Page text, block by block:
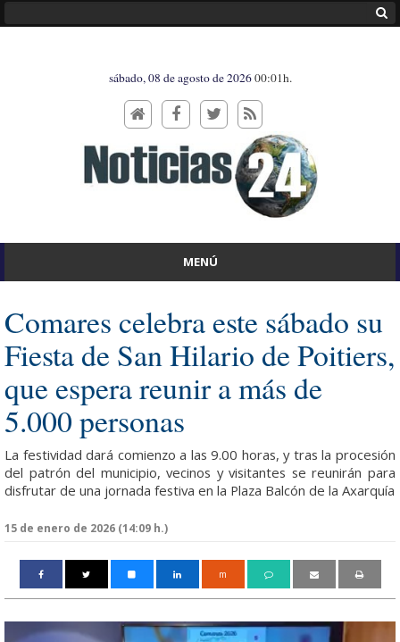
sábado, 08 de agosto de 202600:01h.
MENÚ
Comares celebra este sábado su
Fiesta de San Hilario de Poitiers,
que espera reunir a más de
5.000 personas
La festividad dará comienzo a las 9.00 horas, y tras la procesión
del patrón del municipio, vecinos y visitantes se reunirán para
disfrutar de una jornada festiva en la Plaza Balcón de la Axarquía
15 de enero de 2026 (14:09 h.)
m